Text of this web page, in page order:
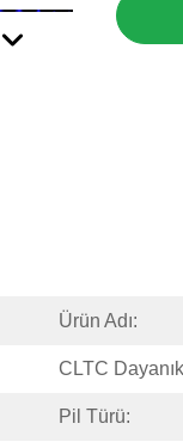
Ürün Adı:
CLTC
Pil Türü: